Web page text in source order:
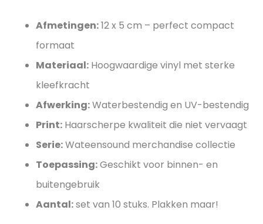
Afmetingen:12 x 5 cm – perfect compact
formaat
Materiaal: Hoogwaardige vinyl met sterke
kleefkracht
Afwerking:Waterbestendig en UV-bestendig
Print: Haarscherpe kwaliteit die niet vervaagt
Serie:Wateensound merchandise collectie
Toepassing:Geschikt voor binnen- en
buitengebruik
Aantal:set van 10 stuks. Plakken maar!